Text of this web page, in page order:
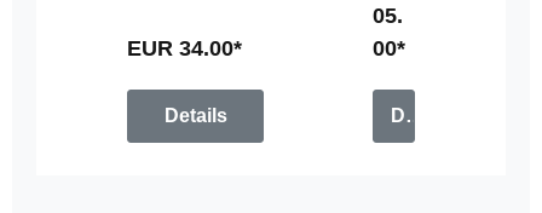
EUR 34.00*
Details
n
g
05.
00*
Details